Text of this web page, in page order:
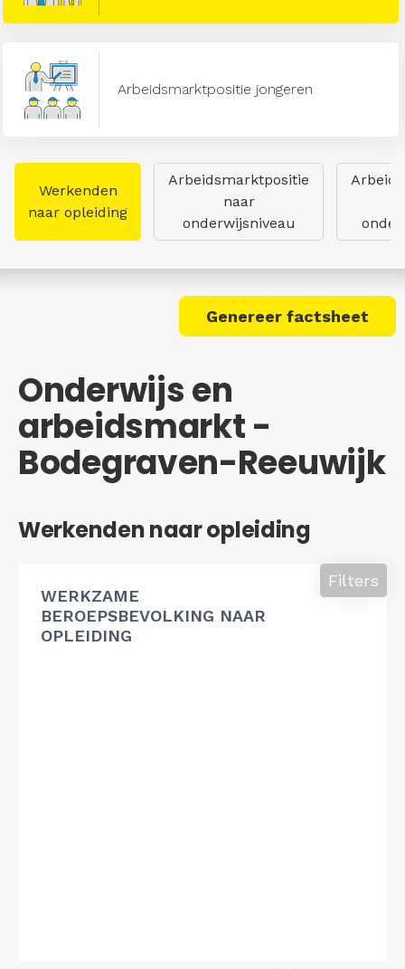
Arbeidsmarktpositie jongeren
Werkenden
naar opleiding
Arbeidsmarktpositie
naar
onderwijsniveau
Genereer factsheet
Onderwijs en
arbeidsmarkt -
Bodegraven-Reeuwijk
Werkenden naar opleiding
WERKZAME
BEROEPSBEVOLKING NAAR
OPLEIDING
Filters